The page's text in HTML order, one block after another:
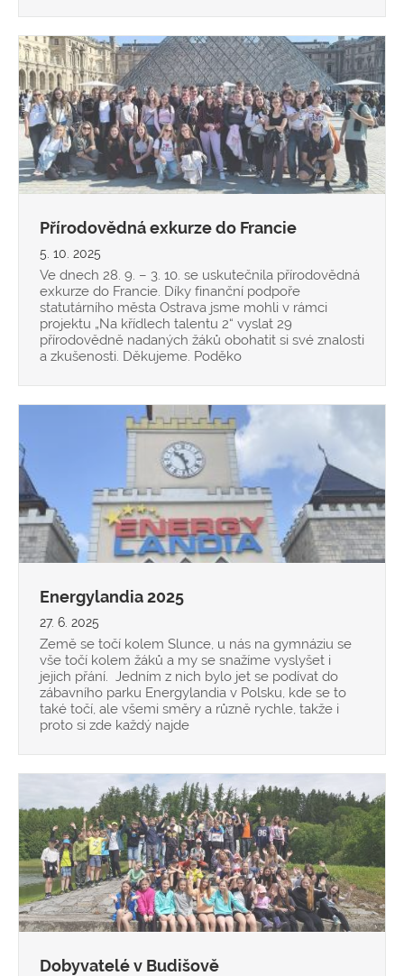
Přírodovědná exkurze do Francie
5. 10. 2025
Ve dnech 28. 9. – 3. 10. se uskutečnila přírodovědná
exkurze do Francie. Díky finanční podpoře
statutárního města Ostrava jsme mohli v rámci
projektu „Na křídlech talentu 2“ vyslat 29
přírodovědně nadaných žáků obohatit si své znalosti
a zkušenosti. Děkujeme. Poděko
Energylandia 2025
27. 6. 2025
Země se točí kolem Slunce, u nás na gymnáziu se
vše točí kolem žáků a my se snažíme vyslyšet i
jejich přání. Jedním z nich bylo jet se podívat do
zábavního parku Energylandia v Polsku, kde se to
také točí, ale všemi směry a různě rychle, takže i
proto si zde každý najde
Dobyvatelé v Budišově